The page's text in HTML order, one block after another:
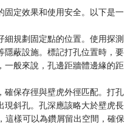
固定效果和使用安全。以下是一
細規劃固定點的位置。使用探測
隱蔽設施。標記打孔位置時，要
一般來說，孔邊距牆體邊緣的距
確保存徑與壁虎外徑匹配。打孔
現斜孔。孔深應該略大於壁虎長
這樣可以為鑽屑留出空間，確保